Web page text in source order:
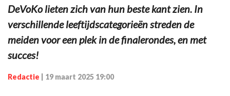
DeVoKo lieten zich van hun beste kant zien. In
verschillende leeftijdscategorieën streden de
meiden voor een plek in de finalerondes, en met
succes!
Redactie 19 maart 2025 19:00